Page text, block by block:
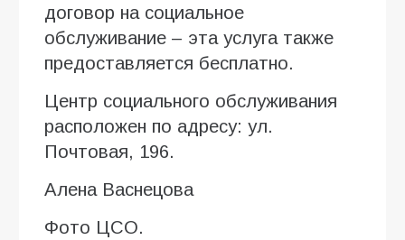
договор на социальное
обслуживание – эта услуга также
предоставляется бесплатно.
Центр социального обслуживания
расположен по адресу: ул.
Почтовая, 196.
Алена Васнецова
Фото ЦСО.